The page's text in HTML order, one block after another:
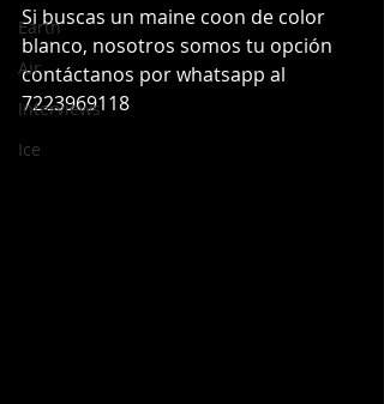
Earth
Air
Interviews
Ice
Si buscas un maine coon de color
blanco, nosotros somos tu opción
contáctanos por whatsapp al
7223969118